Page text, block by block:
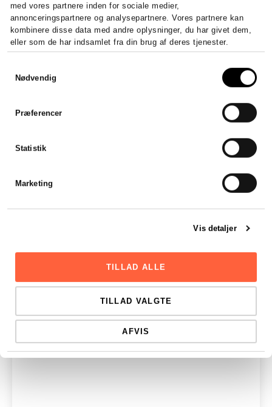
med vores partnere inden for sociale medier,
annonceringspartnere og analysepartnere. Vores partnere kan
kombinere disse data med andre oplysninger, du har givet dem,
eller som de har indsamlet fra din brug af deres tjenester.
Nødvendig
Præferencer
Statistik
Marketing
Vis detaljer
TILLAD ALLE
TILLAD VALGTE
AFVIS